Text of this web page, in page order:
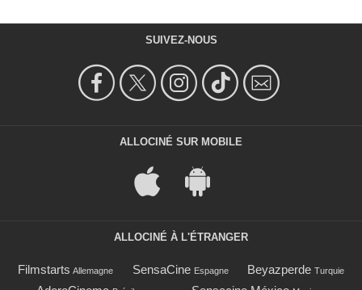
SUIVEZ-NOUS
ALLOCINÉ SUR MOBILE
ALLOCINÉ À L'ÉTRANGER
Filmstarts Allemagne SensaCine Espagne Beyazperde Turquie